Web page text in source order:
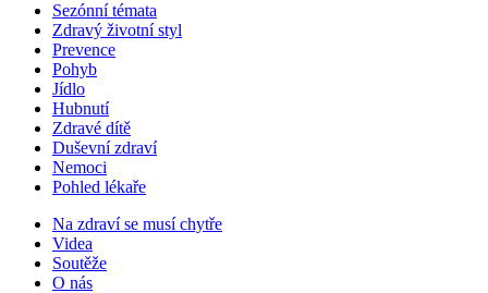
Sezónní témata
Zdravý životní styl
Prevence
Pohyb
Jídlo
Hubnutí
Zdravé dítě
Duševní zdraví
Nemoci
Pohled lékaře
Na zdraví se musí chytře
Videa
Soutěže
O nás